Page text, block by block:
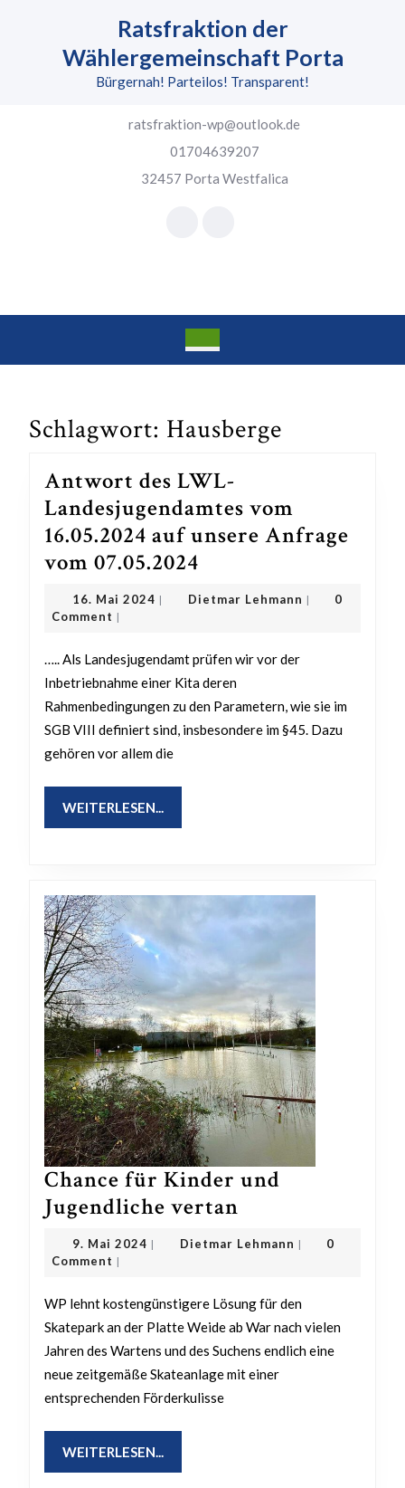
Ratsfraktion der
Wählergemeinschaft Porta
Bürgernah! Parteilos! Transparent!
ratsfraktion-wp@outlook.de
01704639207
32457 Porta Westfalica
Schlagwort: Hausberge
Antwort des LWL-
Landesjugendamtes vom
16.05.2024 auf unsere Anfrage
vom 07.05.2024
des
vom
16.05.2024
auf
16. Mai 2024 16.
| Dietmar Lehmann Dietmar
|
0
Comment |
….. Als Landesjugendamt prüfen wir vor der
Inbetriebnahme einer Kita deren
Rahmenbedingungen zu den Parametern, wie sie im
SGB VIII definiert sind, insbesondere im §45. Dazu
gehören vor allem die
WEITERLESEN...
Chance für Kinder und
Jugendliche vertan
für
Kinder
Jugendliche
vertan
9. Mai 2024 9.| Dietmar Lehmann Dietmar
|
0
Comment |
WP lehnt kostengünstigere Lösung für den
Skatepark an der Platte Weide ab War nach vielen
Jahren des Wartens und des Suchens endlich eine
neue zeitgemäße Skateanlage mit einer
entsprechenden Förderkulisse
WEITERLESEN...